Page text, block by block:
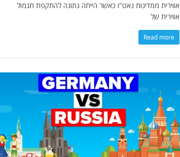
אווירית ממדינות נאט"ו כאשר הייתה נתונה להתקפת תגמול
אווירית של
Read more